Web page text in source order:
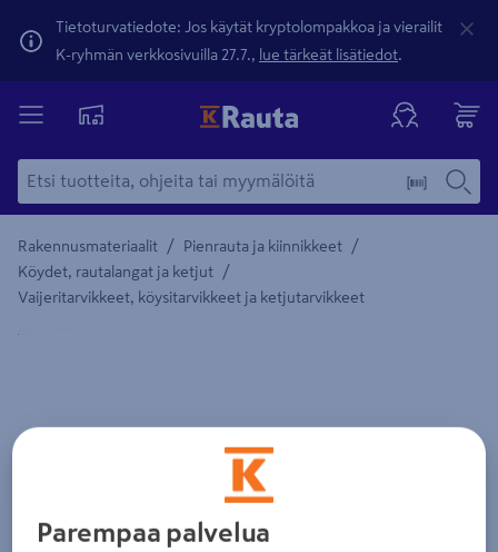
Tietoturvatiedote: Jos käytät kryptolompakkoa ja vierailit
K-ryhmän verkkosivuilla 27.7., lue tärkeät lisätiedot.
Rakennusmateriaalit / Pienrauta ja kiinnikkeet /
Köydet, rautalangat ja ketjut /
Vaijeritarvikkeet, köysitarvikkeet ja ketjutarvikkeet
Yksityiskohtainen kuvaus löytyy Tuotteen kuvaus -
Edellinen
Parempaa palvelua